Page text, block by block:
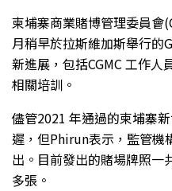
柬埔寨商業賭博管理委員會
月稍早於拉斯維加斯舉行的
新進展，包括CGMC 工作
相關培訓。
儘管2021 年通過的柬埔寨
遲，但Phirun表示，監管機
出。目前發出的賭場牌照一
多張。